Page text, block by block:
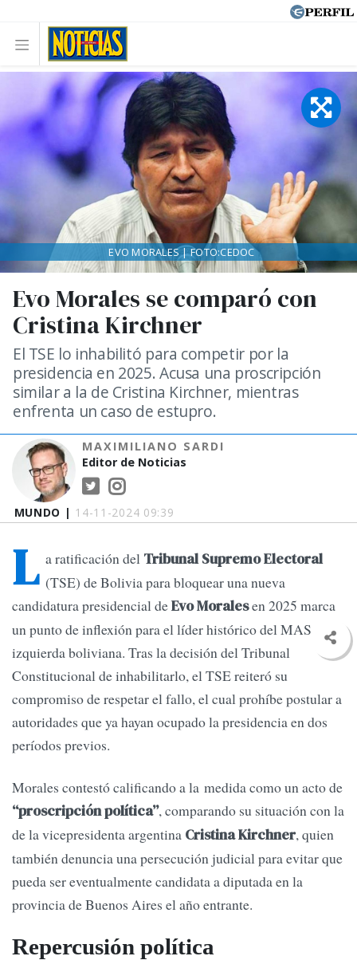
MUNDO | 14-11-2024 09:39
Evo Morales se comparó con
Cristina Kirchner
El TSE lo inhabilitó para competir por la
presidencia en 2025. Acusa una proscripción
similar a la de Cristina Kirchner, mientras
enfrenta un caso de estupro.
MAXIMILIANO SARDI
Editor de Noticias
EVO MORALES | FOTO:CEDOC
L a ratificación del Tribunal Supremo Electoral
(TSE) de Bolivia para bloquear una nueva
candidatura presidencial deEvo Moralesen 2025 marca
un punto de inflexión para el líder histórico del MAS y la
izquierda boliviana. Tras la decisión del Tribunal
Constitucional de inhabilitarlo, el TSE reiteró su
compromiso de respetar el fallo, el cual prohíbe postular a
autoridades que ya hayan ocupado la presidencia en dos
períodos previos.
Morales contestó calificando a la medida como un acto de
“proscripción política”, comparando su situación con la
de la vicepresidenta argentina Cristina Kirchner, quien
también denuncia una persecución judicial para evitar que
pueda ser eventualmente candidata a diputada en la
provincia de Buenos Aires el año entrante.
Repercusión política